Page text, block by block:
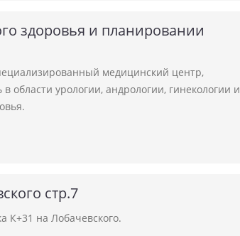
здоровья и планировании
медицинский центр,
урологии, андрологии, гинекологии и
стр.7
К+31 на Лобачевского.